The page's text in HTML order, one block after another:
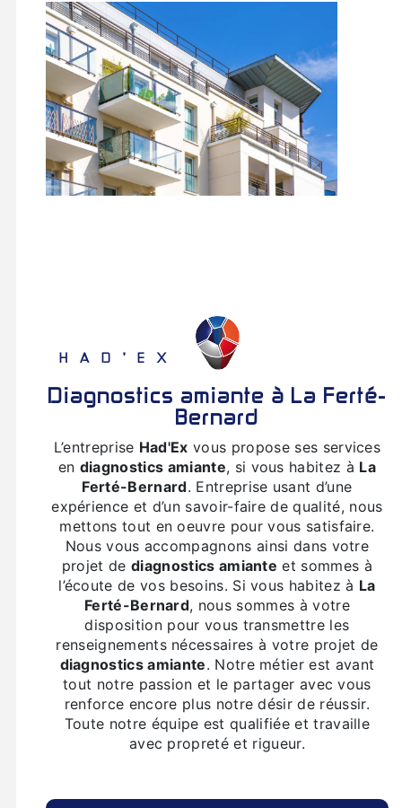
HAD'EX
diagnostics amiante à La Ferté-
Bernard
L’entreprise Had'Ex vous propose ses services
en diagnostics amiante, si vous habitez à La
Ferté-Bernard. Entreprise usant d’une
expérience et d’un savoir-faire de qualité, nous
mettons tout en oeuvre pour vous satisfaire.
Nous vous accompagnons ainsi dans votre
projet dediagnostics amiante et sommes à
l’écoute de vos besoins. Si vous habitez à La
Ferté-Bernard, nous sommes à votre
disposition pour vous transmettre les
renseignements nécessaires à votre projet de
diagnostics amiante. Notre métier est avant
tout notre passion et le partager avec vous
renforce encore plus notre désir de réussir.
Toute notre équipe est qualifiée et travaille
avec propreté et rigueur.